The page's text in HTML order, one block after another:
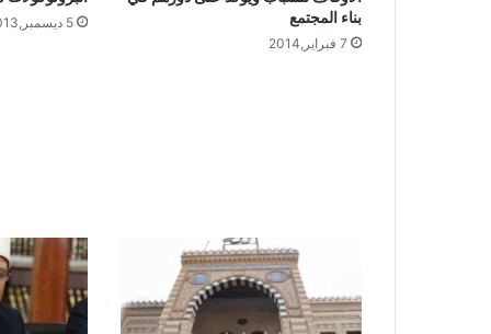
بناء المجتمع
7 فبراير,2014
5 ديسمبر,2013